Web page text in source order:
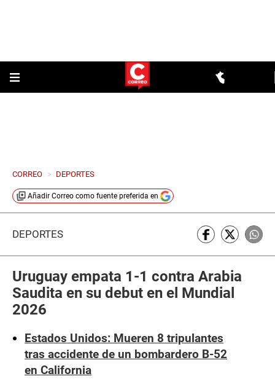
CORREO > DEPORTES
Añadir Correo como fuente preferida en
DEPORTES
Uruguay empata 1-1 contra Arabia
Saudita en su debut en el Mundial
2026
Estados Unidos: Mueren 8 tripulantes
tras accidente de un bombardero B-52
en California